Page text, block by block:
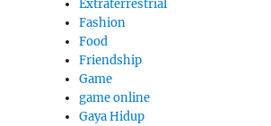
Extraterrestrial
Fashion
Food
Friendship
Game
game online
Gaya Hidup